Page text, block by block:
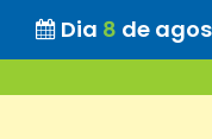
Dia 8 de